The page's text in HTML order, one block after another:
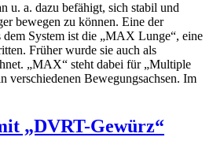
u. a. dazu befähigt, sich stabil und
bewegen zu können. Eine der
dem System ist die „MAX Lunge“, eine
Früher wurde sie auch als
„MAX“ steht dabei für „Multiple
verschiedenen Bewegungsachsen. Im
„DVRT-Gewürz“